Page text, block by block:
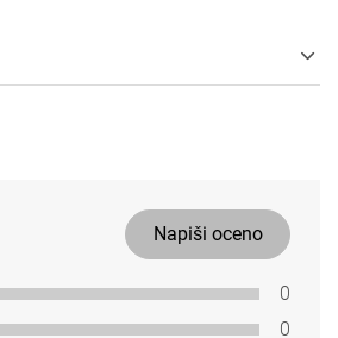
Napiši oceno
0
0